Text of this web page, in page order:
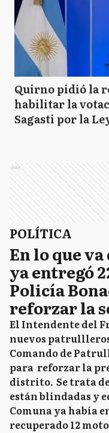
Quirno pidió la
habilitar la
Sagasti por la
Ads
POLÍTICA
En lo que
ya entregó
Policía
reforzar la
El Intendente del
nuevos
Comando de
para reforzar la
distrito. Se trata
están blindadas y
Comuna ya había
recuperado 12